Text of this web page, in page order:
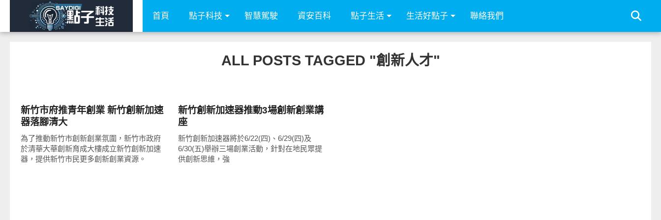
首頁 點子科技 智慧駕駛 資安百科 點子生活 生活好點子 聯絡我們
ALL POSTS TAGGED "創新人才"
新竹市府推青年創業 新竹創新加速
器落腳清大
為了推動新竹市創新創業氛圍，新竹市政府
於清華大華創新育成大樓成立新竹創新加速
器，提供新竹市民更多創新創業資源。
新竹創新加速器推動3場創新創業講
座
新竹創新加速器將於6/22(四)、6/29(四)及
6/30(五)舉辦三場創業活動，針對在地民眾提
供創新思維，強